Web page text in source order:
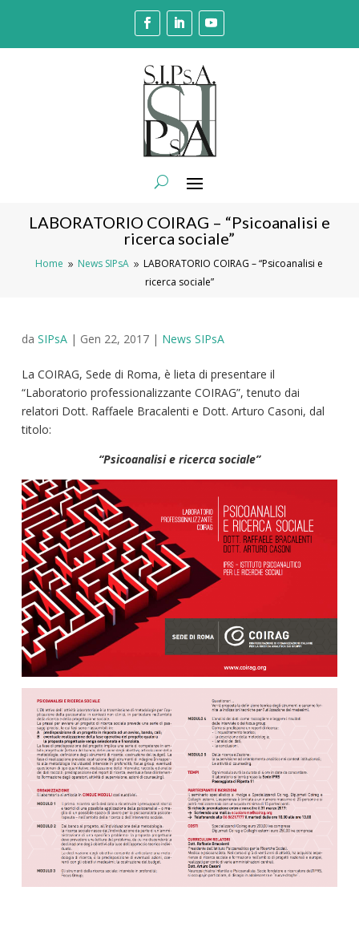
LABORATORIO COIRAG – “Psicoanalisi e
ricerca sociale”
Home 9 News SIPsA 9 LABORATORIO COIRAG – “Psicoanalisi e
ricerca sociale”
da SIPsA| Gen 22, 2017| News SIPsA
La COIRAG, Sede di Roma, è lieta di presentare il
“Laboratorio professionalizzante COIRAG”, tenuto dai
relatori Dott. Raffaele Bracalenti e Dott. Arturo Casoni, dal
titolo:
“Psicoanalisi e ricerca sociale”